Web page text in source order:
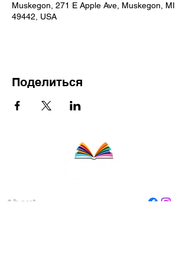
Muskegon, 271 E Apple Ave, Muskegon, MI
49442, USA
Поделиться
About